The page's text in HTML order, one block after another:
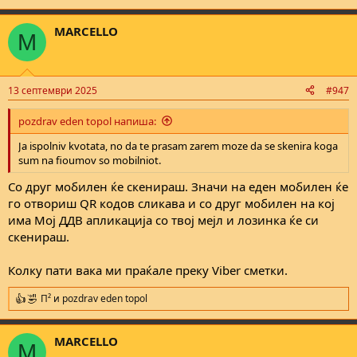
M MARCELLO
13 септември 2025 #947
pozdrav eden topol напиша:
Ja ispolniv kvotata, no da te prasam zarem moze da se skenira koga
sum na fioumov so mobilniot.
Со друг мобилен ќе скенираш. Значи на еден мобилен ќе
го отвориш QR кодов сликава и со друг мобилен на кој
има Moj ДДВ апликација со твој мејл и лозинка ќе си
скенираш.
Колку пати вака ми праќале преку Viber сметки.
R
e
a
c
П² и pozdrav eden topol
M MARCELLO